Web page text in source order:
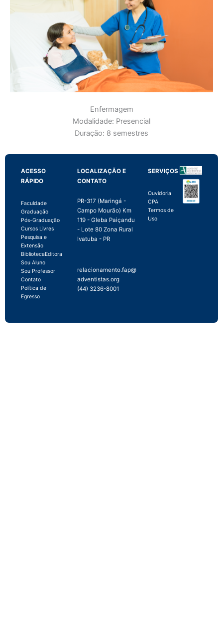
Enfermagem​
Modalidade: Presencial
Duração: 8 semestres
ACESSO
RÁPIDO
Faculdade
Graduação
Pós-Graduação
Cursos Livres
Pesquisa e
Extensão
BibliotecaEditora
Sou Aluno
Sou Professor
Contato
Política de
Egresso
LOCALIZAÇÃO E
CONTATO
PR-317 (Maringá -
Campo Mourão) Km
119 - Gleba Paiçandu
- Lote 80 Zona Rural
Ivatuba - PR
relacionamento.fap@
adventistas.org
(44) 3236-8001
SERVIÇOS
Ouvidoria
CPA
Termos de
Uso